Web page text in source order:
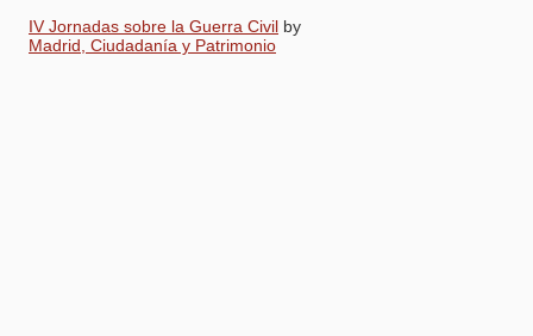
IV Jornadas sobre la Guerra Civil by
Madrid, Ciudadanía y Patrimonio